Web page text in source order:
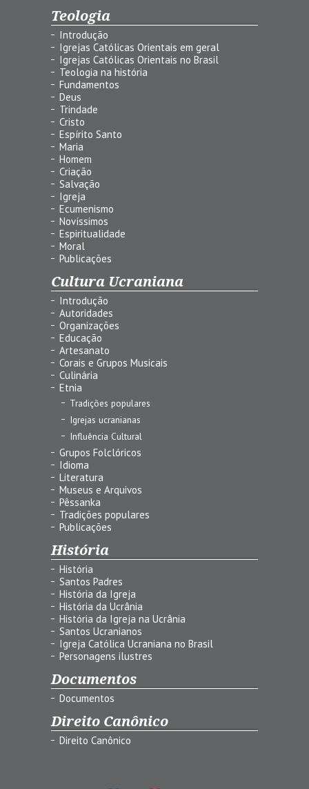
Teologia
Introdução
Igrejas Católicas Orientais em geral
Igrejas Católicas Orientais no Brasil
Teologia na história
Fundamentos
Deus
Trindade
Cristo
Espírito Santo
Maria
Homem
Criação
Salvação
Igreja
Ecumenismo
Novíssimos
Espiritualidade
Moral
Publicações
Cultura Ucraniana
Introdução
Autoridades
Organizações
Educação
Artesanato
Corais e Grupos Musicais
Culinária
Etnia
Tradições populares
Igrejas ucranianas
Influência Cultural
Grupos Folclóricos
Idioma
Literatura
Museus e Arquivos
Pêssanka
Tradições populares
Publicações
História
História
Santos Padres
História da Igreja
História da Ucrânia
História da Igreja na Ucrânia
Santos Ucranianos
Igreja Católica Ucraniana no Brasil
Personagens ilustres
Documentos
Documentos
Direito Canônico
Direito Canônico